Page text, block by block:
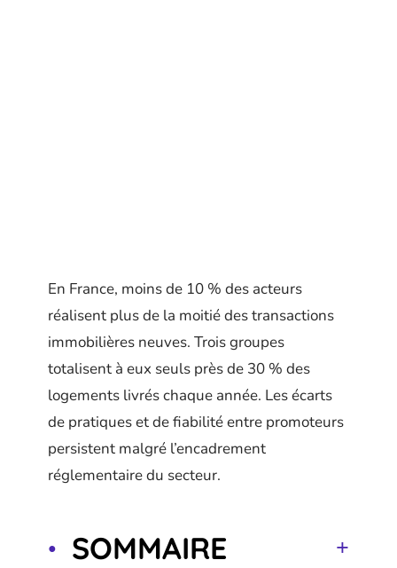
En France, moins de 10 % des acteurs
réalisent plus de la moitié des transactions
immobilières neuves. Trois groupes
totalisent à eux seuls près de 30 % des
logements livrés chaque année. Les écarts
de pratiques et de fiabilité entre promoteurs
persistent malgré l’encadrement
réglementaire du secteur.
SOMMAIRE